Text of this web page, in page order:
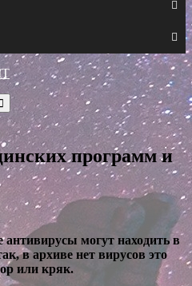
программ и
могут находить в
в архиве нет вирусов это
или кряк.